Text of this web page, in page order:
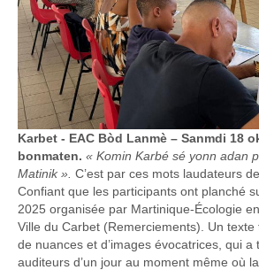
Karbet - EAC Bòd Lanmè – Sanmdi 18
bonmaten. « Komin Karbé sé yonn adan
Matinik ». C’est par ces mots laudateurs
Confiant que les participants ont planché
2025 organisée par Martinique-Écologie
Ville du Carbet (Remerciements). Un
de nuances et d’images évocatrices, qui a
auditeurs d’un jour au moment même où